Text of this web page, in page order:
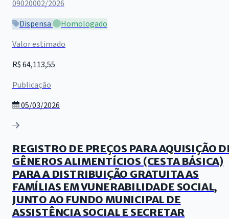
09020002/2026
Dispensa
Homologado
Valor estimado
R$ 64,113,55
Publicação
05/03/2026
REGISTRO DE PREÇOS PARA AQUISIÇÃO
GÊNEROS ALIMENTÍCIOS (CESTA BÁSICA)
PARA A DISTRIBUIÇÃO GRATUITA AS
FAMÍLIAS EM VUNERABILIDADE SOCIAL,
JUNTO AO FUNDO MUNICIPAL DE
ASSISTÊNCIA SOCIAL E SECRETAR